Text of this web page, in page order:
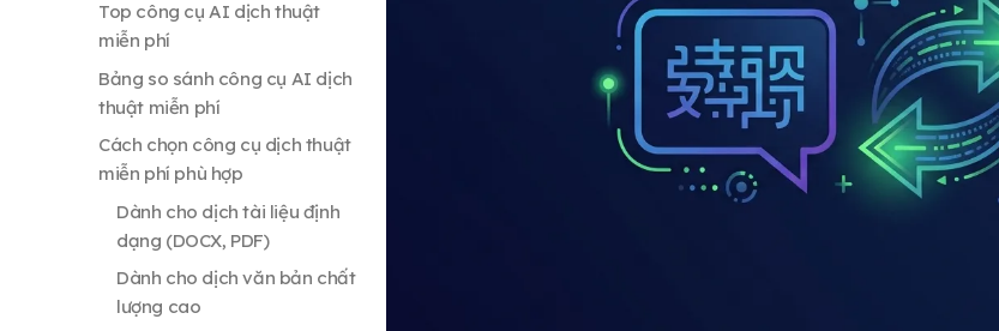
Top công cụ AI dịch thuật
miễn phí
Bảng so sánh công cụ AI dịch
thuật miễn phí
Cách chọn công cụ dịch thuật
miễn phí phù hợp
Mẹo sử dụng dịch thuật AI hiệu
quả
Giới hạn của công cụ dịch
thuật AI miễn phí